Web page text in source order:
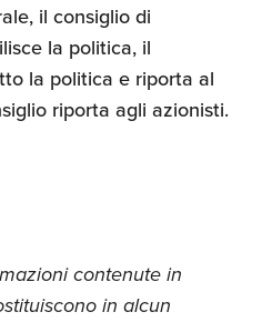
il consiglio di
la politica, il
la politica e riporta al
riporta agli azionisti.
contenute in
in alcun